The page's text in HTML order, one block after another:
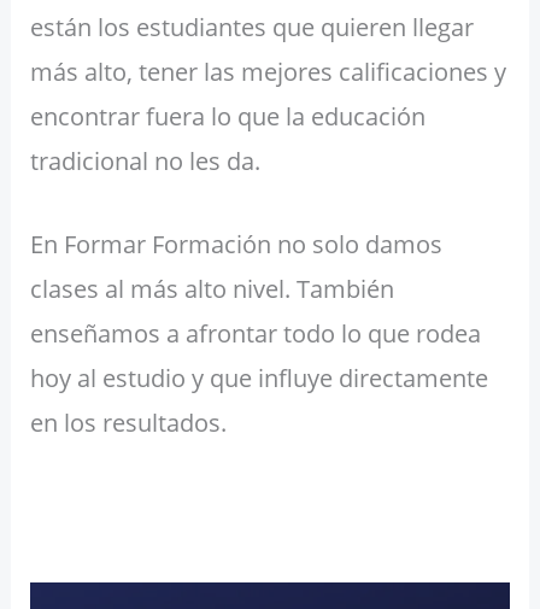
están los estudiantes que quieren llegar
más alto, tener las mejores calificaciones y
encontrar fuera lo que la educación
tradicional no les da.
En Formar Formación no solo damos
clases al más alto nivel. También
enseñamos a afrontar todo lo que rodea
hoy al estudio y que influye directamente
en los resultados.